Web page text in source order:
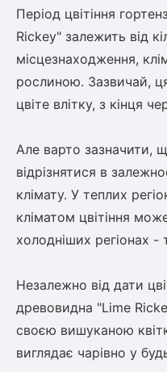
Кизил
Диплоидная
Азіатська груша
Багаторічні
Молодило
М'ята
Лаванда
Пряні трави
Очиток (седум)
Вівсяниця
Чемерник
Гліцинія
Жимолость
Плющ
Клематіс
Період цвітіння
Rickey" залежить від
місцезнаходження,
рослиною. Зазвичай,
цвіте влітку, з кінця
Але варто зазначити,
відрізнятися в
клімату. У теплих
кліматом цвітіння
холодніших регіонах
Незалежно від дати
древовидна "Lime
своєю вишуканою
виглядає чарівно у